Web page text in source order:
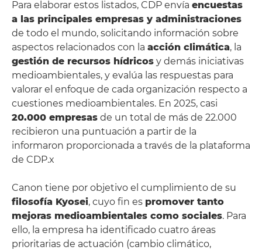
Para elaborar estos listados, CDP envía encuestas
a las principales empresas y administraciones
de todo el mundo, solicitando información sobre
aspectos relacionados con la acción climática, la
gestión de recursos hídricos y demás iniciativas
medioambientales, y evalúa las respuestas para
valorar el enfoque de cada organización respecto a
cuestiones medioambientales. En 2025, casi
20.000 empresas de un total de más de 22.000
recibieron una puntuación a partir de la
informaron proporcionada a través de la plataforma
de CDP.x
Canon tiene por objetivo el cumplimiento de su
filosofía Kyosei, cuyo fin es promover tanto
mejoras medioambientales como sociales. Para
ello, la empresa ha identificado cuatro áreas
prioritarias de actuación (cambio climático,